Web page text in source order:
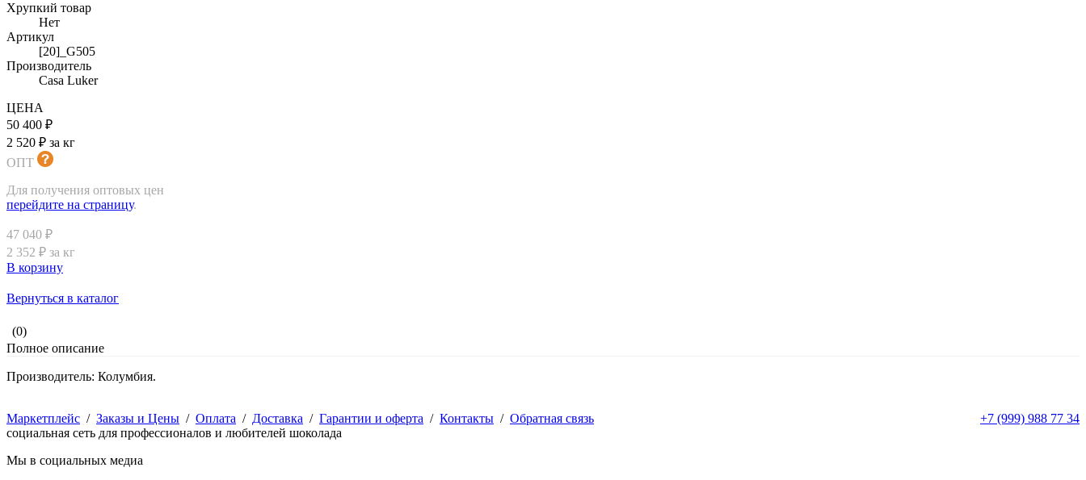
Хрупкий товар
Нет
Артикул
[20]_G505
Производитель
Casa Luker
ЦЕНА
50 400 ₽
2 520 ₽ за кг
ОПТ
Для получения оптовых цен
перейдите на страницу.
47 040 ₽
2 352 ₽ за кг
В корзину
Вернуться в каталог
(0)
Полное описание
Производитель: Колумбия.
+7 (999) 988 77 34
Маркетплейс / Заказы и Цены / Оплата / Доставка / Гарантии и оферта / Контакты / Обратная связь
социальная сеть для профессионалов и любителей шоколада
Мы в социальных медиа